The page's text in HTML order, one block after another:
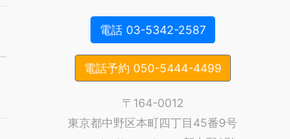
電話 03-5342-2587
電話予約 050-5444-4499
〒164-0012
東京都中野区本町四丁目45番9号